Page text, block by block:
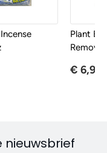
Plant
€ 6,95
nieuwsbrief